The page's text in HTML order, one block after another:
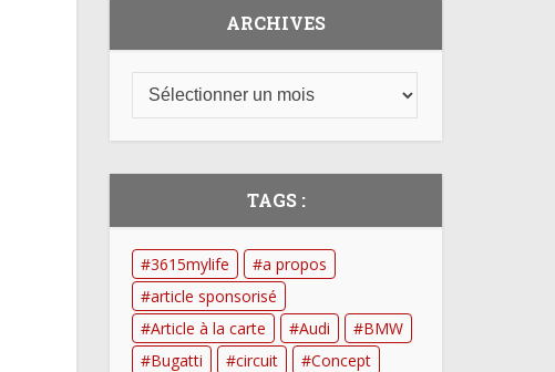
ARCHIVES
TAGS :
3615mylife
a propos
article sponsorisé
Article à la carte
Audi
BMW
Bugatti
circuit
Concept